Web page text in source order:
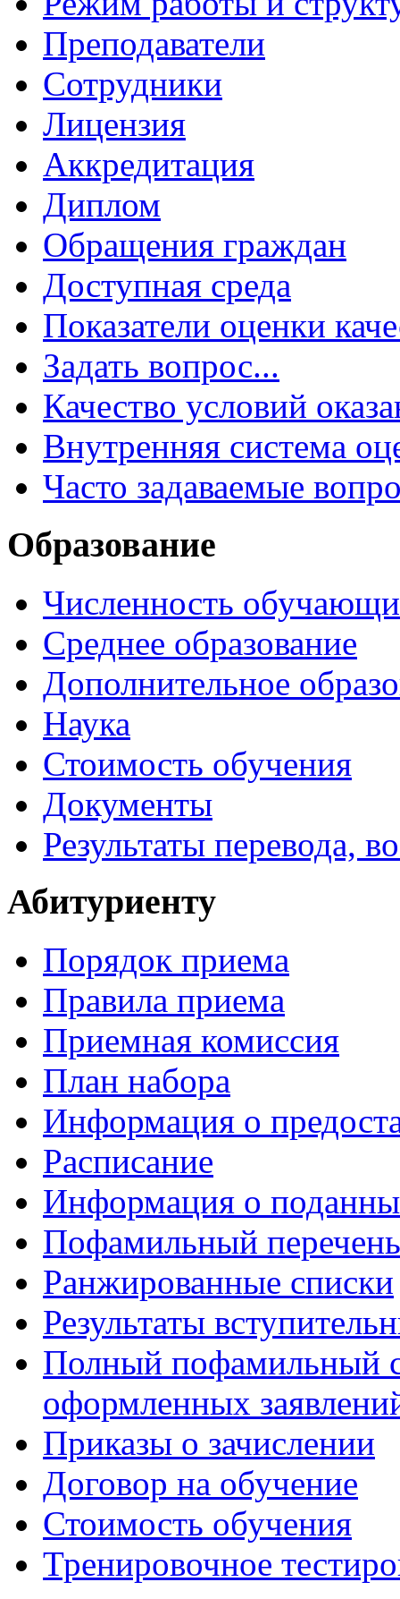
Преподаватели
Сотрудники
Лицензия
Аккредитация
Диплом
Обращения граждан
Доступная среда
Показатели оценки
Задать вопрос...
Качество условий
Внутренняя система
Часто задаваемые
Образование
Численность
Среднее образование
Дополнительное
Наука
Стоимость обучения
Документы
Результаты перевода,
Абитуриенту
Порядок приема
Правила приема
Приемная комиссия
План набора
Информация о
Расписание
Информация о
Пофамильный
Ранжированные списки
Результаты
Полный пофамильный
оформленных
Приказы о зачислении
Договор на обучение
Стоимость обучения
Тренировочное